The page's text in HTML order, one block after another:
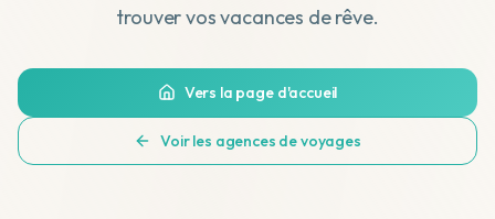
trouver vos vacances de rêve.
Vers la page d'accueil
Voir les agences de voyages